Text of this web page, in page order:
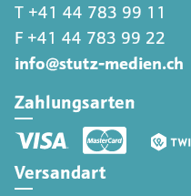
T +41 44 783 99 11
F +41 44 783 99 22
info@stutz-medien.ch
Zahlungsarten
Versandart